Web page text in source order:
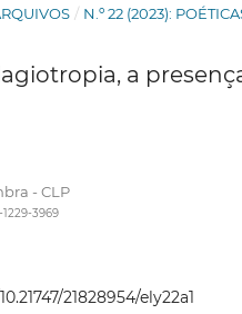
/ N.º 22 (2023):
a
- CLP
3969
21828954/ely22a1